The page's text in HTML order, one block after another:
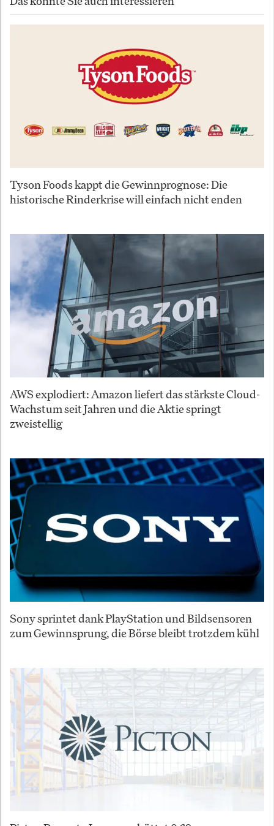
Tyson Foods kappt die Gewinnprognose: Die
historische Rinderkrise will einfach nicht enden
AWS explodiert: Amazon liefert das stärkste Cloud-
Wachstum seit Jahren und die Aktie springt
zweistellig
Sony sprintet dank PlayStation und Bildsensoren
zum Gewinnsprung, die Börse bleibt trotzdem kühl